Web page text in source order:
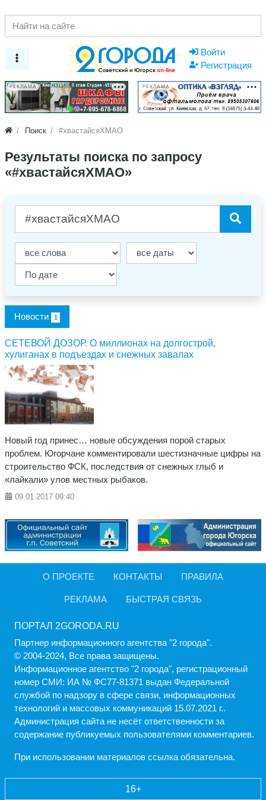
Войти
Регистрация
РЕКЛАМА РЕКЛАМА
Поиск #хвастайсяХМАО
Результаты поиска по запросу
«#хвастайсяХМАО»
Новости 1
СЕТЕВОЙ ДОЗОР. О миллионах на долгострой,
хулиганах в подъездах и снежных завалах
Новый год принес… новые обсуждения порой старых
проблем. Югорчане комментировали шестизначные цифры на
строительство ФСК, последствия от снежных глыб и
«лайкали» улов местных рыбаков.
09.01.2017 09:40
О ПРОЕКТЕ КОНТАКТЫ ПРАВИЛА
РЕКЛАМА БЫСТРАЯ СВЯЗЬ
ПОРТАЛ 2GORODA.RU
Партнер информационного агентства "2 города".
© 2004-2024, Все права защищены.
Информационное агентство "2 города", регистрационный
номер СМИ: ИА № ФС77-81371 выдан Федеральной
службой по надзору в сфере связи, информационных
технологий и массовых коммуникаций 15.07.2021 г..
Администрация cайта не несёт ответственности за
содержание публикуемых пользователями комментариев.
При использовании материалов ссылка обязательна.
16+